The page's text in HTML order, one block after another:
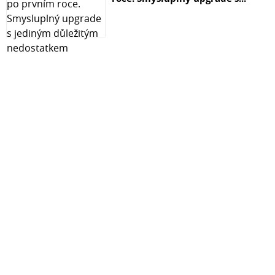
Odkaz na stránky produktu:https://www.tp-
link.com/cz/home-networking/powerline/tl-pa4010-kit/